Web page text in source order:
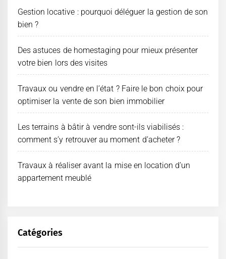
Gestion locative : pourquoi déléguer la gestion de son
bien ?
Des astuces de homestaging pour mieux présenter
votre bien lors des visites
Travaux ou vendre en l’état ? Faire le bon choix pour
optimiser la vente de son bien immobilier
Les terrains à bâtir à vendre sont-ils viabilisés :
comment s’y retrouver au moment d’acheter ?
Travaux à réaliser avant la mise en location d’un
appartement meublé
Catégories